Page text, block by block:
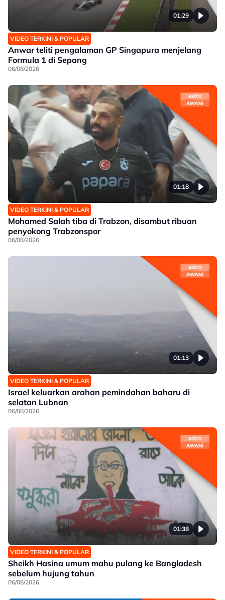
01:29
VIDEO TERKINI & POPULAR
Anwar teliti pengalaman GP Singapura menjelang
Formula 1 di Sepang
06/08/2026
01:18
VIDEO TERKINI & POPULAR
Mohamed Salah tiba di Trabzon, disambut ribuan
penyokong Trabzonspor
06/08/2026
01:13
VIDEO TERKINI & POPULAR
Israel keluarkan arahan pemindahan baharu di
selatan Lubnan
06/08/2026
01:38
VIDEO TERKINI & POPULAR
Sheikh Hasina umum mahu pulang ke Bangladesh
sebelum hujung tahun
06/08/2026